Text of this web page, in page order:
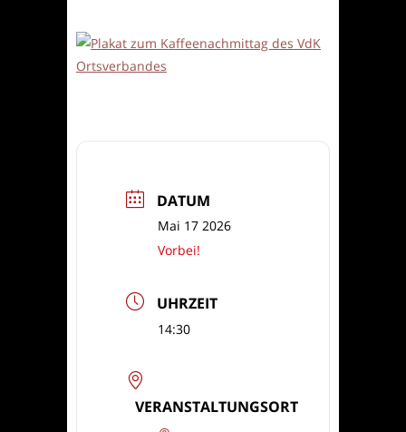
DATUM
Mai 17 2026
Vorbei!
UHRZEIT
14:30
VERANSTALTUNGSORT